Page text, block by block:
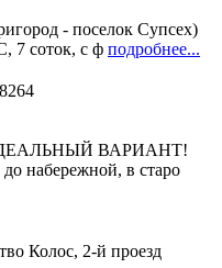
- поселок Супсех)
7 соток, с ф подробнее...
ВАРИАНТ!
набережной, в старо
Колос, 2-й проезд